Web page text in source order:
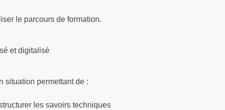
le parcours de formation.
et digitalisé
situation permettant de :
les savoirs techniques